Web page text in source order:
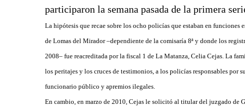
participaron la semana pasada de la primera
La hipótesis que recae sobre los ocho policías que estaban en
de Lomas del Mirador –dependiente de la comisaría 8ª y donde los
2008– fue reacreditada por la fiscal 1 de La Matanza, Celia Cejas. La
los peritajes y los cruces de testimonios, a los policías responsables
funcionario público y apremios ilegales.
En cambio, en marzo de 2010, Cejas le solicitó al titular del juzgado de